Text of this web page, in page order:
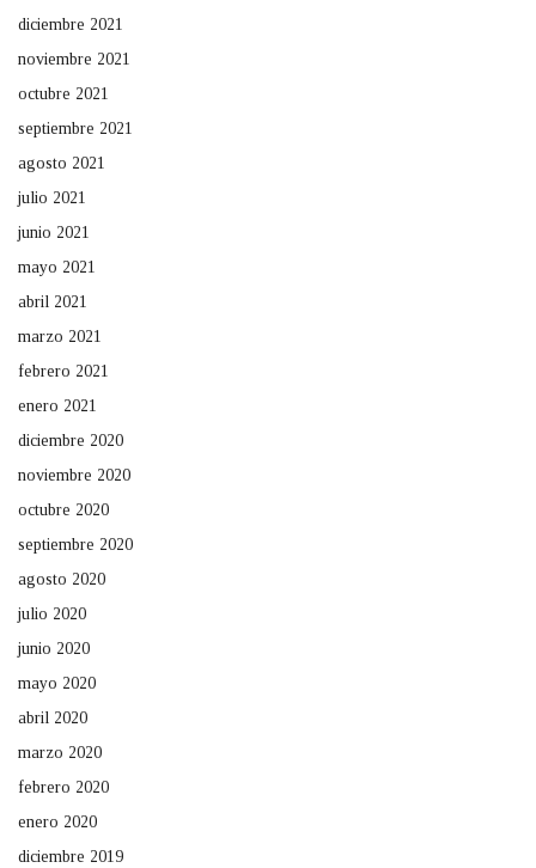
diciembre 2021
noviembre 2021
octubre 2021
septiembre 2021
agosto 2021
julio 2021
junio 2021
mayo 2021
abril 2021
marzo 2021
febrero 2021
enero 2021
diciembre 2020
noviembre 2020
octubre 2020
septiembre 2020
agosto 2020
julio 2020
junio 2020
mayo 2020
abril 2020
marzo 2020
febrero 2020
enero 2020
diciembre 2019